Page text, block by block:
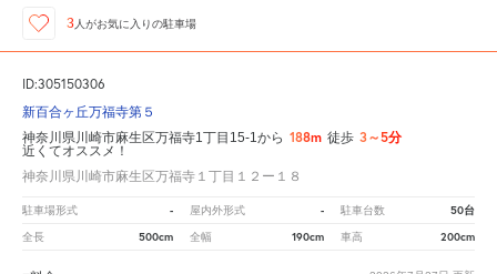
3 人がお気に入りの駐車場
ID:305150306
新百合ヶ丘万福寺第５
神奈川県川崎市麻生区万福寺1丁目15-1から 188m 徒歩 3～5分
近くてオススメ！
神奈川県川崎市麻生区万福寺１丁目１２ー１８
駐車場形式 - 屋内外形式 - 駐車台数 50台
全長 500cm 全幅 190cm 車高 200cm